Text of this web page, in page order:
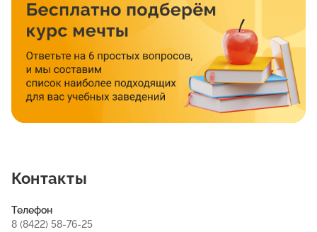
Контакты
Телефон
8 (8422) 58-76-25